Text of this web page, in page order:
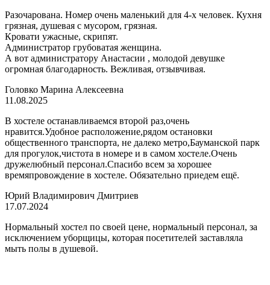
Разочарована. Номер очень маленький для 4-х человек. Кухня
грязная, душевая с мусором, грязная.
Кровати ужасные, скрипят.
Администратор грубоватая женщина.
А вот администратору Анастасии , молодой девушке
огромная благодарность. Вежливая, отзывчивая.
Головко Марина Алексеевна
11.08.2025
В хостеле останавливаемся второй раз,очень
нравится.Удобное расположение,рядом остановки
общественного транспорта, не далеко метро,Бауманской парк
для прогулок,чистота в номере и в самом хостеле.Очень
дружелюбный персонал.Спасибо всем за хорошее
времяпровождение в хостеле. Обязательно приедем ещё.
Юрий Владимирович Дмитриев
17.07.2024
Нормальный хостел по своей цене, нормальный персонал, за
исключением уборщицы, которая посетителей заставляла
мыть полы в душевой.